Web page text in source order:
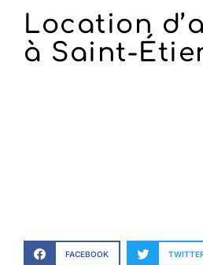
Location
à Saint-
FACEBOOK